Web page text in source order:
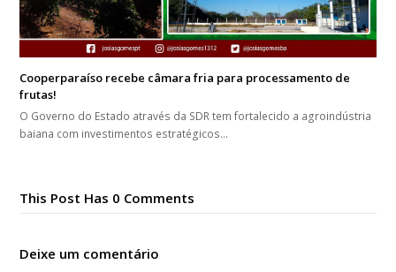
Cooperparaíso recebe câmara fria para processamento de
frutas!
O Governo do Estado através da SDR tem fortalecido a agroindústria
baiana com investimentos estratégicos…
This Post Has 0 Comments
Deixe um comentário